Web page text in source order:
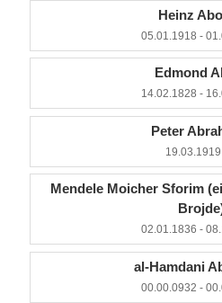
Heinz
05.01.1918 -
Edmond
14.02.1828 -
Peter
19.03.1919
Mendele Moicher Sforim
02.01.1836 -
al-Hamdani
00.00.0932 -